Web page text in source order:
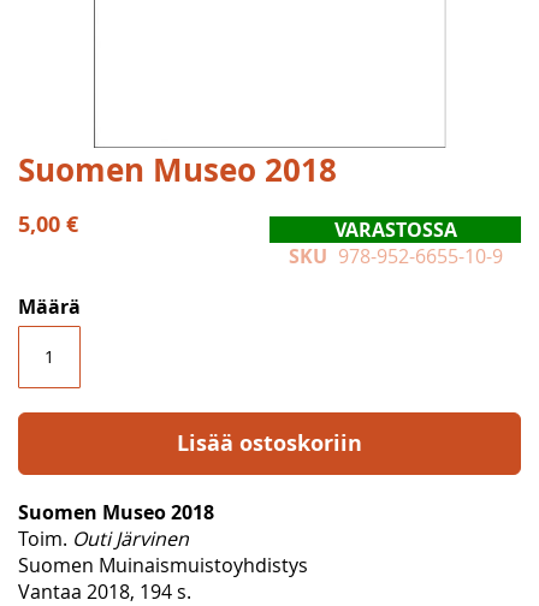
Skip
to
the
beginning
images
gallery
Suomen Museo 2018
5,00 €
VARASTOSSA
SKU 978-952-6655-10-9
Määrä
Lisää ostoskoriin
Suomen Museo 2018
Toim. Outi Järvinen
Suomen Muinaismuistoyhdistys
Vantaa 2018, 194 s.